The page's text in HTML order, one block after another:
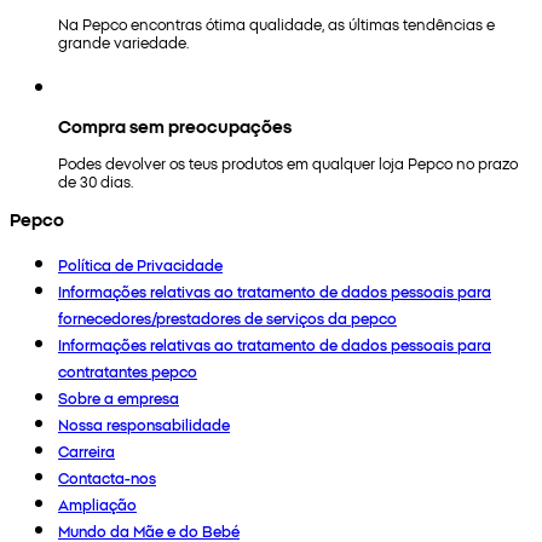
Na Pepco encontras ótima qualidade, as últimas tendências e
grande variedade.
Compra sem preocupações
Podes devolver os teus produtos em qualquer loja Pepco no prazo
de 30 dias.
Pepco
Política de Privacidade
Informações relativas ao tratamento de dados pessoais para
fornecedores/prestadores de serviços da pepco
Informações relativas ao tratamento de dados pessoais para
contratantes pepco
Sobre a empresa
Nossa responsabilidade
Carreira
Contacta-nos
Ampliação
Mundo da Mãe e do Bebé